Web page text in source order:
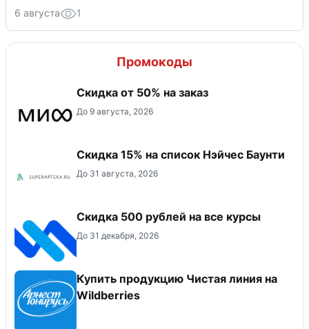
6 августа 1
Промокоды
Скидка от 50% на заказ
До 9 августа, 2026
Скидка 15% на список Нэйчес Баунти
До 31 августа, 2026
Скидка 500 рублей на все курсы
До 31 декабря, 2026
Купить продукцию Чистая линия на
Wildberries